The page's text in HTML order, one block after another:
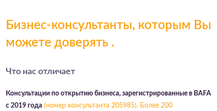
Бизнес-консультанты, которым Вы
можете доверять .
Что нас отличает
Консультации по открытию бизнеса, зарегистрированные в BAFA
с 2019 года (номер консультанта 205985). Более 200